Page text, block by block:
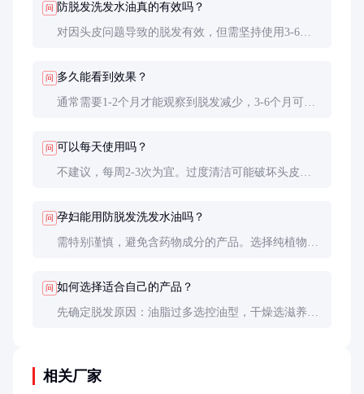
问 防脱发洗发水油真的有效吗？
对因头皮问题导致的脱发有效，但需坚持使用3-6个
问 多久能看到效果？
通常需要1-2个月才能观察到脱发减少，3-6个月可见
问 可以每天使用吗？
不建议，每周2-3次为宜。过度清洁可能破坏头皮油
问 孕妇能用防脱发洗发水油吗？
需特别谨慎，避免含药物成分的产品。选择纯植物配
问 如何选择适合自己的产品？
先确定脱发原因：油脂过多选控油型，干燥选滋养
相关厂家